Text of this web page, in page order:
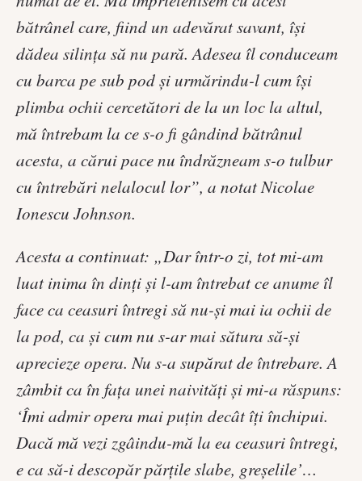
bătrânel care, fiind un adevărat savant, îşi
dădea silinţa să nu pară. Adesea îl conduceam
cu barca pe sub pod şi urmărindu-l cum îşi
plimba ochii cercetători de la un loc la altul,
mă întrebam la ce s-o fi gândind bătrânul
acesta, a cărui pace nu îndrăzneam s-o tulbur
cu întrebări nelalocul lor”, a notat Nicolae
Ionescu Johnson.
Acesta a continuat: „Dar într-o zi, tot mi-am
luat inima în dinţi şi l-am întrebat ce anume îl
face ca ceasuri întregi să nu-şi mai ia ochii de
la pod, ca şi cum nu s-ar mai sătura să-şi
aprecieze opera. Nu s-a supărat de întrebare. A
zâmbit ca în faţa unei naivităţi şi mi-a răspuns:
‘Îmi admir opera mai puţin decât îţi închipui.
Dacă mă vezi zgâindu-mă la ea ceasuri întregi,
e ca să-i descopăr părţile slabe, greşelile’…